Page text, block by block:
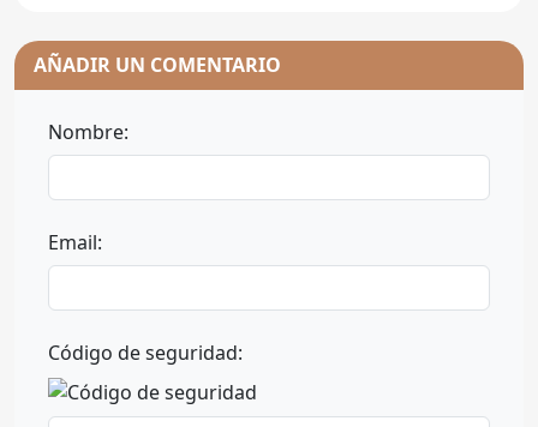
AÑADIR UN COMENTARIO
Nombre:
Email:
Código de seguridad: